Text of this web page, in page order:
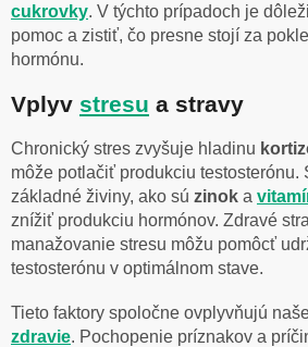
cukrovky. V týchto prípadoch je
pomoc a zistiť, čo presne stojí za
hormónu.
Vplyv stresu a stravy
Chronický stres zvyšuje hladinu
môže potlačiť produkciu testosterónu.
základné živiny, ako sú zinok a
znížiť produkciu hormónov. Zdravé
manažovanie stresu môžu pomôcť
testosterónu v optimálnom stave.
Tieto faktory spoločne ovplyvňujú
zdravie. Pochopenie príznakov a